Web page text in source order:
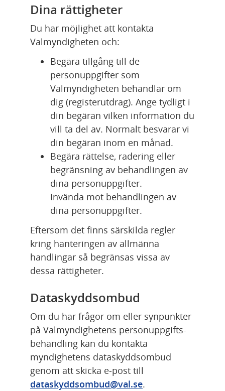
Dina rättigheter
Du har möjlighet att kontakta
Valmyndigheten och:
Begära tillgång till de
personuppgifter som
Valmyndigheten behandlar om
dig (registerutdrag). Ange tydligt i
din begäran vilken information du
vill ta del av. Normalt besvarar vi
din begäran inom en månad.
Begära rättelse, radering eller
begränsning av behandlingen av
dina personuppgifter.
Invända mot behandlingen av
dina personuppgifter.
Eftersom det finns särskilda regler
kring hanteringen av allmänna
handlingar så begränsas vissa av
dessa rättigheter.
Dataskyddsombud
Om du har frågor om eller synpunkter
på Valmyndighetens personuppgifts­
behandling kan du kontakta
myndighetens dataskyddsombud
dataskyddsombud@val.se.